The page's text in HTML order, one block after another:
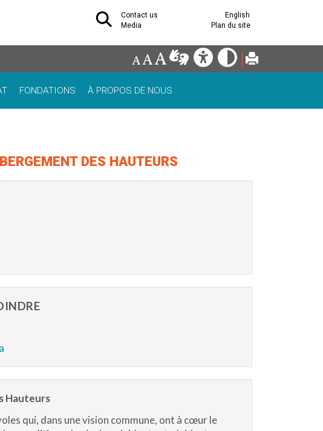
Contact us
English
Media
Plan du site
FONDATIONS À PROPOS DE NOUS
DES HAUTEURS
Hauteurs
qui, dans une vision commune, ont à cœur le